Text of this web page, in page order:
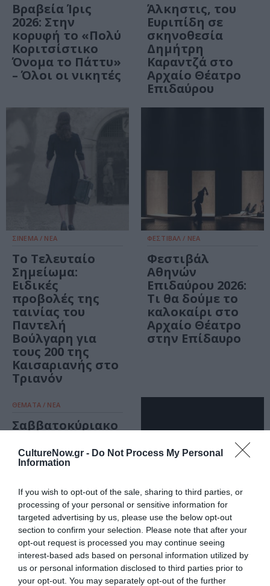
CultureNow.gr - Do Not Process My Personal
Information
If you wish to opt-out of the sale, sharing to third parties, or
processing of your personal or sensitive information for
targeted advertising by us, please use the below opt-out
section to confirm your selection. Please note that after your
opt-out request is processed you may continue seeing
interest-based ads based on personal information utilized by
us or personal information disclosed to third parties prior to
your opt-out. You may separately opt-out of the further
Βραβεία Ίρις
2026: Στην
κορυφή το «Πολύ
Κοριτσίστικο
Όνομα το Πάττυ»
– Όλοι οι νικητές
Άλκηστις, του
Ευριπίδη σε
σκηνοθεσία
Δημήτρη
Καραντζά στο
Αρχαίο Θέατρο
Επιδαύρου
ΣΙΝΕΜΑ / ΝΕΑ
Το Τελευταίο
Σημείωμα:
Ειδικές
προβολές της
ταινίας του
Παντελή
Βούλγαρη για
τους 200 της
Καισαριανής στο
Τριανόν
ΦΕΣΤΙΒΑΛ / ΝΕΑ
Φεστιβάλ
Αθηνών
Επιδαύρου 2026:
Τι θα δούμε το
καλοκαίρι στο
Αρχαίο Θέατρο
στην Επίδαυρο
ΘΕΜΑΤΑ / ΝΕΑ
Σαββατοκύριακο
Προτάσεις για 15-
16 Νοεμβρίου
ΘΕΑΤΡΟ - ΧΟΡΟΣ / ΝΕΑ
Εθνικό Θέατρο:
Το πρόγραμμα
των